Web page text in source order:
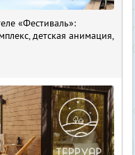
«Фестиваль»:
детская анимация,